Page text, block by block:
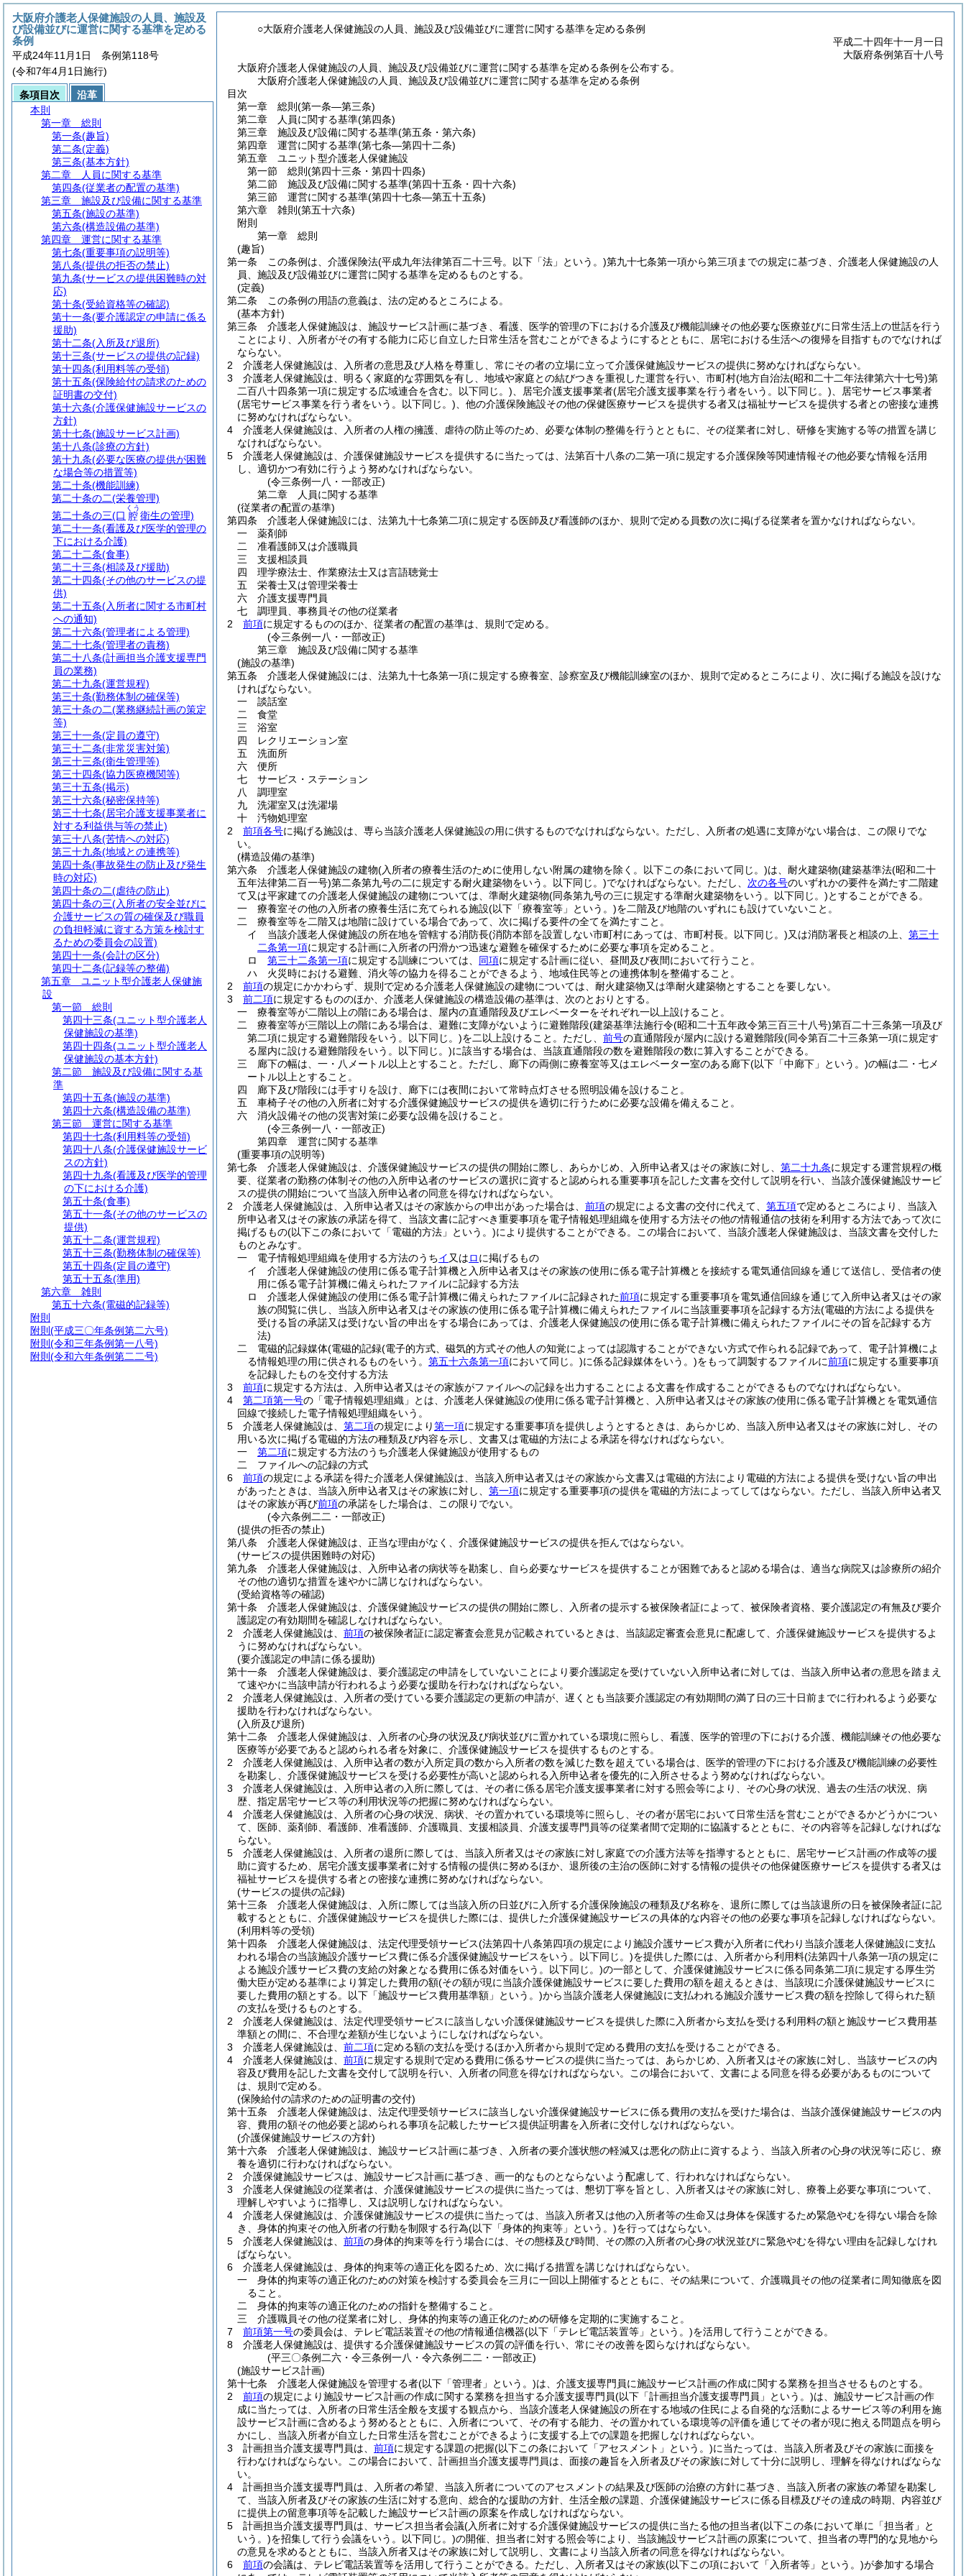
○大阪府介護老人保健施設の人員、施設及び設備並びに運営に関する基準を定める条例
平成二十四年十一月一日
大阪府条例第百十八号
大阪府介護老人保健施設の人員、施設及び設備並びに運営に関する基準を定める条例を公布する。
大阪府介護老人保健施設の人員、施設及び設備並びに運営に関する基準を定める条例
目次
第一章
総則 (第一条―第三条)
第二章
人員に関する基準(第四条)
第三章
施設及び設備に関する基準(第五条・第六条)
第四章
運営に関する基準(第七条―第四十二条)
第五章
ユニット型介護老人保健施設
第一節
総則 (第四十三条・第四十四条)
第二節
施設及び設備に関する基準(第四十五条・四十六条)
第三節
運営に関する基準(第四十七条―第五十五条)
第六章
雑則 (第五十六条)
附則
第一章
総則
(趣旨)
第一条
この条例は、介護保険法(平成九年法律第百二十三号。以下「法」という。)第九十七条第一項から第三項までの規定に基づき、介護老人保健施設の人
員、施設及び設備並びに運営に関する基準を定めるものとする。
(定義)
第二条
この条例の用語の意義は、法の定めるところによる。
(基本方針)
第三条
介護老人保健施設は、施設サービス計画に基づき、看護、医学的管理の下における介護及び機能訓練その他必要な医療並びに日常生活上の世話を行う
ことにより、入所者がその有する能力に応じ自立した日常生活を営むことができるようにするとともに、居宅における生活への復帰を目指すものでなければ
ならない。
2
介護老人保健施設は、入所者の意思及び人格を尊重し、常にその者の立場に立って介護保健施設サービスの提供に努めなければならない。
3
介護老人保健施設は、明るく家庭的な雰囲気を有し、地域や家庭との結びつきを重視した運営を行い、市町村(地方自治法(昭和二十二年法律第六十七号)第
二百八十四条第一項に規定する広域連合を含む。以下同じ。) 、居宅介護支援事業者(居宅介護支援事業を行う者をいう。以下同じ。) 、居宅サービス事業者
(居宅サービス事業を行う者をいう。以下同じ。) 、他の介護保険施設その他の保健医療サービスを提供する者又は福祉サービスを提供する者との密接な連携
に努めなければならない。
4
介護老人保健施設は、入所者の人権の擁護、虐待の防止等のため、必要な体制の整備を行うとともに、その従業者に対し、研修を実施する等の措置を講じ
なければならない。
5
介護老人保健施設は、介護保健施設サービスを提供するに当たっては、法第百十八条の二第一項に規定する介護保険等関連情報その他必要な情報を活用
し、適切かつ有効に行うよう努めなければならない。
(令三条例一八・一部改正)
第二章
人員に関する基準
(従業者の配置の基準)
第四条
介護老人保健施設には、法第九十七条第二項に規定する医師及び看護師のほか、規則で定める員数の次に掲げる従業者を置かなければならない。
一
薬剤師
二
准看護師又は介護職員
三
支援相談員
四
理学療法士、作業療法士又は言語聴覚士
五
栄養士又は管理栄養士
六
介護支援専門員
七
調理員、事務員その他の従業者
2
前項に規定するもののほか、従業者の配置の基準は、規則で定める。
(令三条例一八・一部改正)
第三章
施設及び設備に関する基準
(施設の基準)
第五条
介護老人保健施設には、法第九十七条第一項に規定する療養室、診察室及び機能訓練室のほか、規則で定めるところにより、次に掲げる施設を設けな
ければならない。
一
談話室
二
食堂
三
浴室
四
レクリエーション室
五
洗面所
六
便所
七
サービス・ステーション
八
調理室
九
洗濯室又は洗濯場
十
汚物処理室
2
前項各号に掲げる施設は、専ら当該介護老人保健施設の用に供するものでなければならない。 ただし、入所者の処遇に支障がない場合は、この限りでな
い。
(構造設備の基準)
第六条
介護老人保健施設の建物(入所者の療養生活のために使用しない附属の建物を除く。以下この条において同じ。)は、耐火建築物(建築基準法(昭和二十
五年法律第二百一号)第二条第九号の二に規定する耐火建築物をいう。以下同じ。)でなければならない。 ただし、 次の各号のいずれかの要件を満たす二階建
て又は平家建ての介護老人保健施設の建物については、準耐火建築物(同条第九号の三に規定する準耐火建築物をいう。以下同じ。)とすることができる。
一
療養室その他の入所者の療養生活に充てられる施設(以下「療養室等」という。)を二階及び地階のいずれにも設けていないこと。
二
療養室等を二階又は地階に設けている場合であって、次に掲げる要件の全てを満たすこと。
イ
当該介護老人保健施設の所在地を管轄する消防長(消防本部を設置しない市町村にあっては、市町村長。以下同じ。)又は消防署長と相談の上、 第三十
二条第一項に規定する計画に入所者の円滑かつ迅速な避難を確保するために必要な事項を定めること。
ロ
第三十二条第一項に規定する訓練については、 同項に規定する計画に従い、昼間及び夜間において行うこと。
ハ
火災時における避難、消火等の協力を得ることができるよう、地域住民等との連携体制を整備すること。
2
前項の規定にかかわらず、規則で定める介護老人保健施設の建物については、耐火建築物又は準耐火建築物とすることを要しない。
3
前二項に規定するもののほか、介護老人保健施設の構造設備の基準は、次のとおりとする。
一
療養室等が二階以上の階にある場合は、屋内の直通階段及びエレベーターをそれぞれ一以上設けること。
二
療養室等が三階以上の階にある場合は、避難に支障がないように避難階段(建築基準法施行令(昭和二十五年政令第三百三十八号)第百二十三条第一項及び
第二項に規定する避難階段をいう。以下同じ。)を二以上設けること。 ただし、 前号の直通階段が屋内に設ける避難階段(同令第百二十三条第一項に規定す
る屋内に設ける避難階段をいう。以下同じ。)に該当する場合は、当該直通階段の数を避難階段の数に算入することができる。
三
廊下の幅は、一・八メートル以上とすること。 ただし、廊下の両側に療養室等又はエレベーター室のある廊下(以下「中廊下」という。)の幅は二・七メ
ートル以上とすること。
四
廊下及び階段には手すりを設け、廊下には夜間において常時点灯させる照明設備を設けること。
五
車椅子その他の入所者に対する介護保健施設サービスの提供を適切に行うために必要な設備を備えること。
六
消火設備その他の災害対策に必要な設備を設けること。
(令三条例一八・一部改正)
第四章
運営に関する基準
(重要事項の説明等)
第七条
介護老人保健施設は、介護保健施設サービスの提供の開始に際し、あらかじめ、入所申込者又はその家族に対し、 第二十九条に規定する運営規程の概
要、従業者の勤務の体制その他の入所申込者のサービスの選択に資すると認められる重要事項を記した文書を交付して説明を行い、当該介護保健施設サービ
スの提供の開始について当該入所申込者の同意を得なければならない。
2
介護老人保健施設は、入所申込者又はその家族からの申出があった場合は、 前項の規定による文書の交付に代えて、 第五項で定めるところにより、当該入
所申込者又はその家族の承諾を得て、当該文書に記すべき重要事項を電子情報処理組織を使用する方法その他の情報通信の技術を利用する方法であって次に
掲げるもの(以下この条において「電磁的方法」という。)により提供することができる。
この場合において、当該介護老人保健施設は、当該文書を交付した
ものとみなす。
一
電子情報処理組織を使用する方法のうちイ 又はロに掲げるもの
イ
介護老人保健施設の使用に係る電子計算機と入所申込者又はその家族の使用に係る電子計算機とを接続する電気通信回線を通じて送信し、受信者の使
用に係る電子計算機に備えられたファイルに記録する方法
ロ
介護老人保健施設の使用に係る電子計算機に備えられたファイルに記録された前項に規定する重要事項を電気通信回線を通じて入所申込者又はその家
族の閲覧に供し、当該入所申込者又はその家族の使用に係る電子計算機に備えられたファイルに当該重要事項を記録する方法(電磁的方法による提供を
受ける旨の承諾又は受けない旨の申出をする場合にあっては、介護老人保健施設の使用に係る電子計算機に備えられたファイルにその旨を記録する方
法)
二
電磁的記録媒体(電磁的記録(電子的方式、磁気的方式その他人の知覚によっては認識することができない方式で作られる記録であって、電子計算機によ
る情報処理の用に供されるものをいう。 第五十六条第一項において同じ。)に係る記録媒体をいう。)をもって調製するファイルに前項に規定する重要事項
を記録したものを交付する方法
3
前項に規定する方法は、入所申込者又はその家族がファイルへの記録を出力することによる文書を作成することができるものでなければならない。
4
第二項第一号の「電子情報処理組織」とは、介護老人保健施設の使用に係る電子計算機と、入所申込者又はその家族の使用に係る電子計算機とを電気通信
回線で接続した電子情報処理組織をいう。
5
介護老人保健施設は、 第二項の規定により第一項に規定する重要事項を提供しようとするときは、あらかじめ、当該入所申込者又はその家族に対し、その
用いる次に掲げる電磁的方法の種類及び内容を示し、文書又は電磁的方法による承諾を得なければならない。
一
第二項に規定する方法のうち介護老人保健施設が使用するもの
二
ファイルへの記録の方式
6
前項の規定による承諾を得た介護老人保健施設は、当該入所申込者又はその家族から文書又は電磁的方法により電磁的方法による提供を受けない旨の申出
があったときは、当該入所申込者又はその家族に対し、 第一項に規定する重要事項の提供を電磁的方法によってしてはならない。 ただし、当該入所申込者又
はその家族が再び前項の承諾をした場合は、この限りでない。
(令六条例二二・一部改正)
(提供の拒否の禁止)
第八条
介護老人保健施設は、正当な理由がなく、介護保健施設サービスの提供を拒んではならない。
(サービスの提供困難時の対応)
第九条
介護老人保健施設は、入所申込者の病状等を勘案し、自ら必要なサービスを提供することが困難であると認める場合は、適当な病院又は診療所の紹介
その他の適切な措置を速やかに講じなければならない。
(受給資格等の確認)
第十条
介護老人保健施設は、介護保健施設サービスの提供の開始に際し、入所者の提示する被保険者証によって、被保険者資格、要介護認定の有無及び要介
護認定の有効期間を確認しなければならない。
2
介護老人保健施設は、 前項の被保険者証に認定審査会意見が記載されているときは、当該認定審査会意見に配慮して、介護保健施設サービスを提供するよ
うに努めなければならない。
(要介護認定の申請に係る援助)
第十一条
介護老人保健施設は、要介護認定の申請をしていないことにより要介護認定を受けていない入所申込者に対しては、当該入所申込者の意思を踏まえ
て速やかに当該申請が行われるよう必要な援助を行わなければならない。
2
介護老人保健施設は、入所者の受けている要介護認定の更新の申請が、遅くとも当該要介護認定の有効期間の満了日の三十日前までに行われるよう必要な
援助を行わなければならない。
(入所及び退所)
第十二条
介護老人保健施設は、入所者の心身の状況及び病状並びに置かれている環境に照らし、看護、医学的管理の下における介護、機能訓練その他必要な
医療等が必要であると認められる者を対象に、介護保健施設サービスを提供するものとする。
2
介護老人保健施設は、入所申込者の数が入所定員の数から入所者の数を減じた数を超えている場合は、医学的管理の下における介護及び機能訓練の必要性
を勘案し、介護保健施設サービスを受ける必要性が高いと認められる入所申込者を優先的に入所させるよう努めなければならない。
3
介護老人保健施設は、入所申込者の入所に際しては、その者に係る居宅介護支援事業者に対する照会等により、その心身の状況、過去の生活の状況、病
歴、指定居宅サービス等の利用状況等の把握に努めなければならない。
4
介護老人保健施設は、入所者の心身の状況、病状、その置かれている環境等に照らし、その者が居宅において日常生活を営むことができるかどうかについ
て、医師、薬剤師、看護師、准看護師、介護職員、支援相談員、介護支援専門員等の従業者間で定期的に協議するとともに、その内容等を記録しなければな
らない。
5
介護老人保健施設は、入所者の退所に際しては、当該入所者又はその家族に対し家庭での介護方法等を指導するとともに、居宅サービス計画の作成等の援
助に資するため、居宅介護支援事業者に対する情報の提供に努めるほか、退所後の主治の医師に対する情報の提供その他保健医療サービスを提供する者又は
福祉サービスを提供する者との密接な連携に努めなければならない。
(サービスの提供の記録)
第十三条
介護老人保健施設は、入所に際しては当該入所の日並びに入所する介護保険施設の種類及び名称を、退所に際しては当該退所の日を被保険者証に記
載するとともに、介護保健施設サービスを提供した際には、提供した介護保健施設サービスの具体的な内容その他の必要な事項を記録しなければならない。
(利用料等の受領)
第十四条
介護老人保健施設は、法定代理受領サービス(法第四十八条第四項の規定により施設介護サービス費が入所者に代わり当該介護老人保健施設に支払
われる場合の当該施設介護サービス費に係る介護保健施設サービスをいう。以下同じ。)を提供した際には、入所者から利用料(法第四十八条第一項の規定に
よる施設介護サービス費の支給の対象となる費用に係る対価をいう。以下同じ。)の一部として、介護保健施設サービスに係る同条第二項に規定する厚生労
働大臣が定める基準により算定した費用の額(その額が現に当該介護保健施設サービスに要した費用の額を超えるときは、当該現に介護保健施設サービスに
要した費用の額とする。以下「施設サービス費用基準額」という。)から当該介護老人保健施設に支払われる施設介護サービス費の額を控除して得られた額
の支払を受けるものとする。
2
介護老人保健施設は、法定代理受領サービスに該当しない介護保健施設サービスを提供した際に入所者から支払を受ける利用料の額と施設サービス費用基
準額との間に、不合理な差額が生じないようにしなければならない。
3
介護老人保健施設は、 前二項に定める額の支払を受けるほか入所者から規則で定める費用の支払を受けることができる。
4
介護老人保健施設は、 前項に規定する規則で定める費用に係るサービスの提供に当たっては、あらかじめ、入所者又はその家族に対し、当該サービスの内
容及び費用を記した文書を交付して説明を行い、入所者の同意を得なければならない。
この場合において、文書による同意を得る必要があるものについて
は、規則で定める。
(保険給付の請求のための証明書の交付)
第十五条
介護老人保健施設は、法定代理受領サービスに該当しない介護保健施設サービスに係る費用の支払を受けた場合は、当該介護保健施設サービスの内
容、費用の額その他必要と認められる事項を記載したサービス提供証明書を入所者に交付しなければならない。
(介護保健施設サービスの方針)
第十六条
介護老人保健施設は、施設サービス計画に基づき、入所者の要介護状態の軽減又は悪化の防止に資するよう、当該入所者の心身の状況等に応じ、療
養を適切に行わなければならない。
2
介護保健施設サービスは、施設サービス計画に基づき、画一的なものとならないよう配慮して、行われなければならない。
3
介護老人保健施設の従業者は、介護保健施設サービスの提供に当たっては、懇切丁寧を旨とし、入所者又はその家族に対し、療養上必要な事項について、
理解しやすいように指導し、又は説明しなければならない。
4
介護老人保健施設は、介護保健施設サービスの提供に当たっては、当該入所者又は他の入所者等の生命又は身体を保護するため緊急やむを得ない場合を除
き、身体的拘束その他入所者の行動を制限する行為(以下「身体的拘束等」という。)を行ってはならない。
5
介護老人保健施設は、 前項の身体的拘束等を行う場合には、その態様及び時間、その際の入所者の心身の状況並びに緊急やむを得ない理由を記録しなけれ
ばならない。
6
介護老人保健施設は、身体的拘束等の適正化を図るため、次に掲げる措置を講じなければならない。
一
身体的拘束等の適正化のための対策を検討する委員会を三月に一回以上開催するとともに、その結果について、介護職員その他の従業者に周知徹底を図
ること。
二
身体的拘束等の適正化のための指針を整備すること。
三
介護職員その他の従業者に対し、身体的拘束等の適正化のための研修を定期的に実施すること。
7
前項第一号の委員会は、テレビ電話装置その他の情報通信機器(以下「テレビ電話装置等」という。)を活用して行うことができる。
8
介護老人保健施設は、提供する介護保健施設サービスの質の評価を行い、常にその改善を図らなければならない。
(平三〇条例二六・令三条例一八・令六条例二二・一部改正)
(施設サービス計画)
第十七条
介護老人保健施設を管理する者(以下「管理者」という。)は、介護支援専門員に施設サービス計画の作成に関する業務を担当させるものとする。
2
前項の規定により施設サービス計画の作成に関する業務を担当する介護支援専門員(以下「計画担当介護支援専門員」という。)は、施設サービス計画の作
成に当たっては、入所者の日常生活全般を支援する観点から、当該介護老人保健施設の所在する地域の住民による自発的な活動によるサービス等の利用を施
設サービス計画に含めるよう努めるとともに、入所者について、その有する能力、その置かれている環境等の評価を通じてその者が現に抱える問題点を明ら
かにし、当該入所者が自立した日常生活を営むことができるように支援する上での課題を把握しなければならない。
3
計画担当介護支援専門員は、 前項に規定する課題の把握(以下この条において「アセスメント」という。)に当たっては、当該入所者及びその家族に面接を
行わなければならない。
この場合において、計画担当介護支援専門員は、面接の趣旨を入所者及びその家族に対して十分に説明し、理解を得なければならな
い。
4
計画担当介護支援専門員は、入所者の希望、当該入所者についてのアセスメントの結果及び医師の治療の方針に基づき、当該入所者の家族の希望を勘案し
て、当該入所者及びその家族の生活に対する意向、総合的な援助の方針、生活全般の課題、介護保健施設サービスに係る目標及びその達成の時期、内容並び
に提供上の留意事項等を記載した施設サービス計画の原案を作成しなければならない。
5
計画担当介護支援専門員は、サービス担当者会議(入所者に対する介護保健施設サービスの提供に当たる他の担当者(以下この条において単に「担当者」と
いう。)を招集して行う会議をいう。以下同じ。)の開催、担当者に対する照会等により、当該施設サービス計画の原案について、担当者の専門的な見地から
の意見を求めるとともに、当該入所者又はその家族に対して説明し、文書により当該入所者の同意を得なければならない。
6
前項の会議は、テレビ電話装置等を活用して行うことができる。 ただし、入所者又はその家族(以下この項において「入所者等」という。)が参加する場合
大阪府介護老人保健施設の人員、施設及
び設備並びに運営に関する基準を定める
条例
平成24年11月1日 条例第118号
(令和7年4月1日施行)
条項目次
沿革
本則
第一章
総則
第一条(趣旨)
第二条(定義)
第三条(基本方針)
第二章
人員に関する基準
第四条(従業者の配置の基準)
第三章
施設及び設備に関する基準
第五条(施設の基準)
第六条(構造設備の基準)
第四章
運営に関する基準
第七条(重要事項の説明等)
第八条(提供の拒否の禁止)
第九条(サービスの提供困難時の対
応)
第十条(受給資格等の確認)
第十一条(要介護認定の申請に係る
援助)
第十二条(入所及び退所)
第十三条(サービスの提供の記録)
第十四条(利用料等の受領)
第十五条(保険給付の請求のための
証明書の交付)
第十六条(介護保健施設サービスの
方針)
第十七条(施設サービス計画)
第十八条(診療の方針)
第十九条(必要な医療の提供が困難
な場合等の措置等)
第二十条(機能訓練)
第二十条の二(栄養管理)
第二十条の三(口 腔
くう
衛生の管理)
第二十一条(看護及び医学的管理の
下における介護)
第二十二条(食事)
第二十三条(相談及び援助)
第二十四条(その他のサービスの提
供)
第二十五条(入所者に関する市町村
への通知)
第二十六条(管理者による管理)
第二十七条(管理者の責務)
第二十八条(計画担当介護支援専門
員の業務)
第二十九条(運営規程)
第三十条(勤務体制の確保等)
第三十条の二(業務継続計画の策定
等)
第三十一条(定員の遵守)
第三十二条(非常災害対策)
第三十三条(衛生管理等)
第三十四条(協力医療機関等)
第三十五条(掲示)
第三十六条(秘密保持等)
第三十七条(居宅介護支援事業者に
対する利益供与等の禁止)
第三十八条(苦情への対応)
第三十九条(地域との連携等)
第四十条(事故発生の防止及び発生
時の対応)
第四十条の二(虐待の防止)
第四十条の三(入所者の安全並びに
介護サービスの質の確保及び職員
の負担軽減に資する方策を検討す
るための委員会の設置)
第四十一条(会計の区分)
第四十二条(記録等の整備)
第五章
ユニット型介護老人保健施
設
第一節
総則
第四十三条(ユニット型介護老人
保健施設の基準)
第四十四条(ユニット型介護老人
保健施設の基本方針)
第二節
施設及び設備に関する基
準
第四十五条(施設の基準)
第四十六条(構造設備の基準)
第三節
運営に関する基準
第四十七条(利用料等の受領)
第四十八条(介護保健施設サービ
スの方針)
第四十九条(看護及び医学的管理
の下における介護)
第五十条(食事)
第五十一条(その他のサービスの
提供)
第五十二条(運営規程)
第五十三条(勤務体制の確保等)
第五十四条(定員の遵守)
第五十五条(準用)
第六章
雑則
第五十六条(電磁的記録等)
附則
附則 (平成三〇年条例第二六号)
附則 (令和三年条例第一八号)
附則 (令和六年条例第二二号)